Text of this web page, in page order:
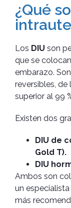
¿Qué
Los DIU son
que se
embarazo.
reversibles, de
superior al 99
Existen dos
DIU de
Gold T).
DIU
Ambos son
un
más